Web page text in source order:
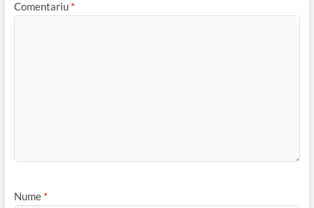
Comentariu *
Nume *